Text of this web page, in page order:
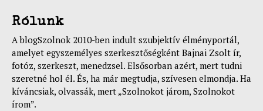
Rólunk
A blogSzolnok 2010-ben indult szubjektív élményportál,
amelyet egyszemélyes szerkesztőségként Bajnai Zsolt ír,
fotóz, szerkeszt, menedzsel. Elsősorban azért, mert tudni
szeretné hol él. És, ha már megtudja, szívesen elmondja. Ha
kíváncsiak, olvassák, mert „Szolnokot járom, Szolnokot
írom”.